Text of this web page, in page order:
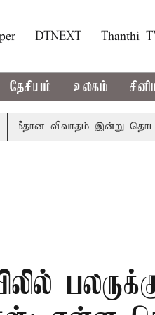
DTNEXT Thanthi
தேசியம் உலகம்
விவாதம் இன்று தொடக்கம்: